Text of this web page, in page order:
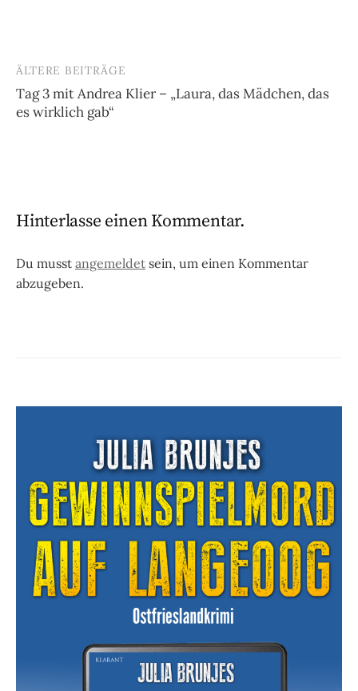
Beitragsnavigation
ÄLTERE BEITRÄGE
Tag 3 mit Andrea Klier – „Laura, das Mädchen, das
es wirklich gab“
Hinterlasse einen Kommentar.
Du musst angemeldet sein, um einen Kommentar
abzugeben.